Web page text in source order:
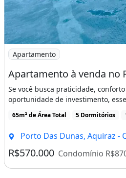
Imagem: Apartamento à venda
Apartamento
Se você busca praticidade,
oportunidade de investimento,
65m² de Área Total 5 Dormitórios
Porto Das Dunas, Aquiraz -
R$570.000 Condomínio